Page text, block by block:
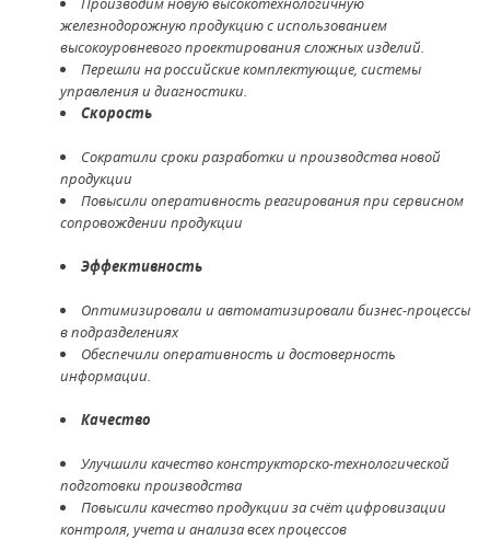
железнодорожную продукцию с использованием
высокоуровневого проектирования сложных изделий.
Перешли на российские комплектующие, системы
управления и диагностики.
Скорость
Сократили сроки разработки и производства новой
продукции
Повысили оперативность реагирования при сервисном
сопровождении продукции
Эффективность
Оптимизировали и автоматизировали бизнес-процессы
в подразделениях
Обеспечили оперативность и достоверность
информации.
Качество
Улучшили качество конструкторско-технологической
подготовки производства
Повысили качество продукции за счёт цифровизации
контроля, учета и анализа всех процессов